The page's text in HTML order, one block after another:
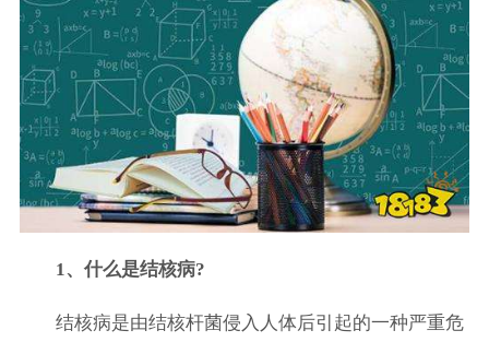
1、什么是结核病?
结核病是由结核杆菌侵入人体后引起的一种严重危